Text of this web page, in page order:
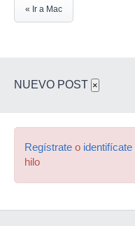
« Ir a Mac
NUEVO POST ×
Regístrate o identifícate
hilo